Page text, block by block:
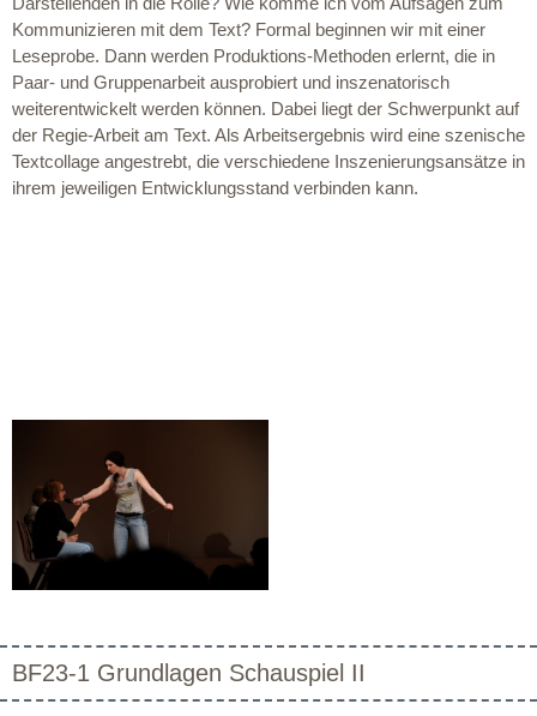
Kommunizieren mit dem Text? Formal beginnen wir mit einer
Leseprobe. Dann werden Produktions-Methoden erlernt, die in
Paar- und Gruppenarbeit ausprobiert und inszenatorisch
weiterentwickelt werden können. Dabei liegt der Schwerpunkt auf
der Regie-Arbeit am Text. Als Arbeitsergebnis wird eine szenische
Textcollage angestrebt, die verschiedene Inszenierungsansätze in
ihrem jeweiligen Entwicklungsstand verbinden kann.
BF23-1 Grundlagen Schauspiel II